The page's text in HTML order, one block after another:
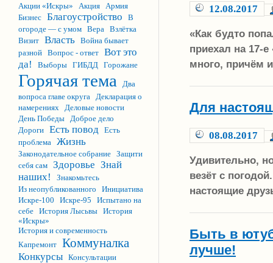
Акции «Искры»
Акция Армия
Бизнес Благоустройство
В
огороде — с умом Вера Взлётка
Визит Власть Война бывает
разной Вопрос - ответ Вот это
да!
Выборы ГИБДД Горожане
Горячая тема
Два
вопроса главе округа Декларация о
намерениях Деловые новости
День Победы Доброе дело
Дороги Есть повод Есть
проблема Жизнь
Законодательное собрание Защити
себя сам Здоровье Знай
наших!
Знакомьтесь
Из неопубликованного
Инициатива
Искре-100
Искре-95
Испытано на
себе История Лысьвы История
«Искры»
История и современность
Капремонт Коммуналка
Конкурсы Консультации
12.08.2017
«Как будто
приехал на 17-
много, причём
Для
08.08.2017
Удивительно,
везёт с
настоящие
Быть в
лучше!